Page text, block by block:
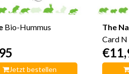
Bio-Hummus
Jetzt bestellen
The
Card